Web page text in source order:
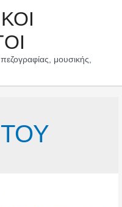
μουσικής,